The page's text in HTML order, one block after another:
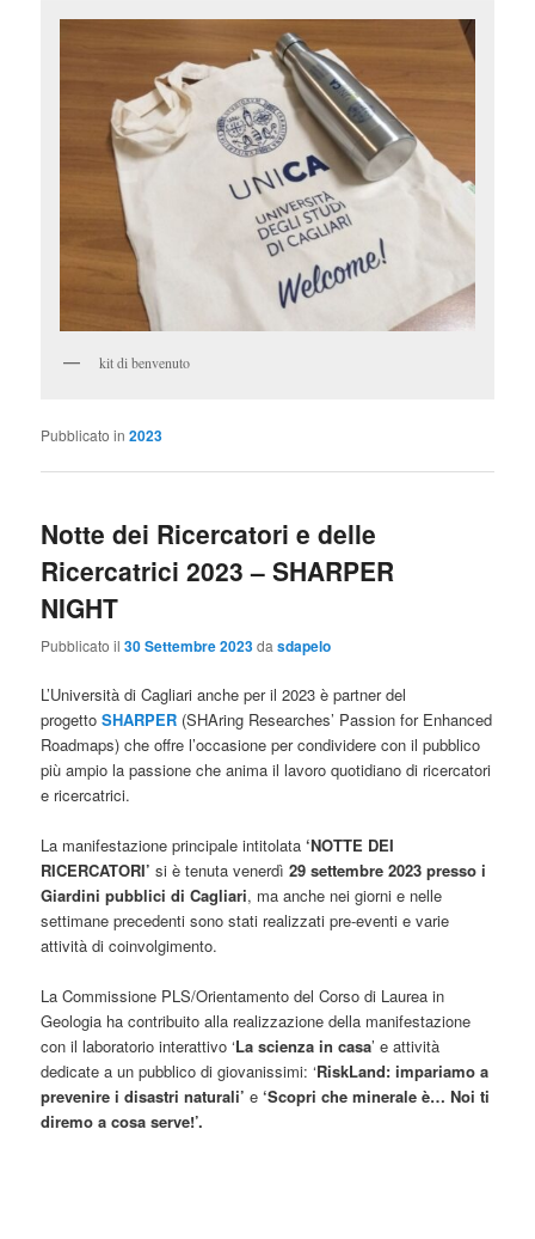
kit di benvenuto
Pubblicato in 2023
Notte dei Ricercatori e delle
Ricercatrici 2023 – SHARPER
NIGHT
Pubblicato il30 Settembre 2023dasdapelo
L’Università di Cagliari anche per il 2023 è partner del
progettoSHARPER (SHAring Researches’ Passion for Enhanced
Roadmaps) che offre l’occasione per condividere con il pubblico
più ampio la passione che anima il lavoro quotidiano di ricercatori
e ricercatrici.
La manifestazione principale intitolata‘NOTTE DEI
RICERCATORI’si è tenuta venerdì29 settembre 2023 presso i
Giardini pubblici di Cagliari, ma anche nei giorni e nelle
settimane precedenti sono stati realizzati pre-eventi e varie
attività di coinvolgimento.
La Commissione PLS/Orientamento del Corso di Laurea in
Geologia ha contribuito alla realizzazione della manifestazione
con il laboratorio interattivo ‘La scienza in casa’ e attività
dedicate a un pubblico di giovanissimi: ‘RiskLand: impariamo a
prevenire i disastri naturali’e‘Scopri che minerale è… Noi ti
diremo a cosa serve!’.